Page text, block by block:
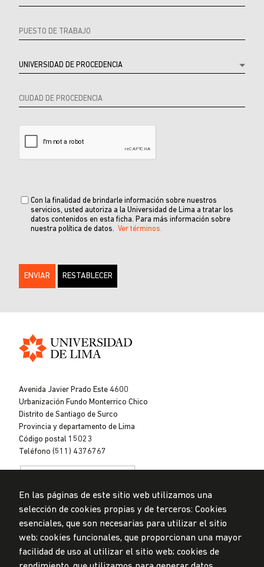
Con la finalidad de brindarle información sobre nuestros
servicios, usted autoriza a la Universidad de Lima a tratar los
datos contenidos en esta ficha. Para más información sobre
nuestra política de datos. Ver términos.
Lima
Avenida Javier Prado Este 4600
Urbanización Fundo Monterrico Chico
Distrito de Santiago de Surco
Provincia y departamento de Lima
Código postal 15023
Teléfono (511) 4376767
Privacidad de datos personales
Mesa de partes
En las páginas de este sitio web utilizamos una
selección de cookies propias y de terceros: Cookies
esenciales, que son necesarias para utilizar el sitio
web; cookies funcionales, que proporcionan una mayor
facilidad de uso al utilizar el sitio web; cookies de